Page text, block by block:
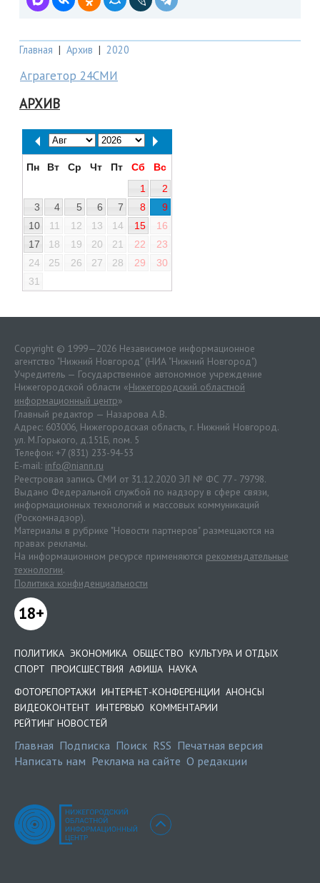
Главная | Архив | 2020
Аграгетор 24СМИ
АРХИВ
Пн Вт Ср Чт Пт Сб
Вс
1
2
3
4 5 6 7 8
9
10
11 12 13 14 15
16
17
18 19 20 21 22
23
24
25 26 27 28 29
30
31
Copyright © 1999—2026 Независимое информационное
агентство "Нижний Новгород" (НИА "Нижний Новгород")
Учредитель — Государственное автономное учреждение
Нижегородской области «Нижегородский областной
информационный центр»
Главный редактор — Назарова А.В.
Адрес: 603006, Нижегородская область, г. Нижний Новгород.
ул. М.Горького, д.151Б, пом. 5
Телефон: +7 (831) 233-94-53
E-mail: info@niann.ru
Реестровая запись СМИ от 31.12.2020 ЭЛ № ФС 77 - 79798.
Выдано Федеральной службой по надзору в сфере связи,
информационных технологий и массовых коммуникаций
(Роскомнадзор).
Материалы в рубрике "Новости партнеров" размещаются на
правах рекламы.
На информационном ресурсе применяются рекомендательные
технологии.
Политика конфиденциальности
18+
ПОЛИТИКА ЭКОНОМИКА ОБЩЕСТВО КУЛЬТУРА И ОТДЫХ
СПОРТ ПРОИСШЕСТВИЯ АФИША НАУКА
ФОТОРЕПОРТАЖИ ИНТЕРНЕТ-КОНФЕРЕНЦИИ АНОНСЫ
ВИДЕОКОНТЕНТ ИНТЕРВЬЮ КОММЕНТАРИИ
РЕЙТИНГ НОВОСТЕЙ
Главная Подписка Поиск RSS Печатная версия
Написать нам Реклама на сайте О редакции